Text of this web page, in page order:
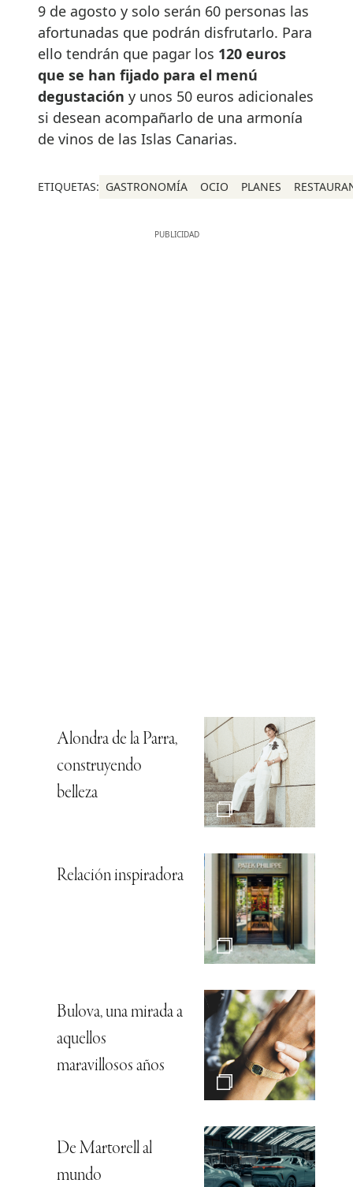
9 de agosto y solo serán 60 personas las
afortunadas que podrán disfrutarlo. Para
ello tendrán que pagar los 120 euros
que se han fijado para el menú
degustación y unos 50 euros adicionales
si desean acompañarlo de una armonía
de vinos de las Islas Canarias.
ETIQUETAS: GASTRONOMÍA OCIO PLANES
Alondra de la Parra,
construyendo
belleza
Relación inspiradora
Bulova, una mirada a
aquellos
maravillosos años
De Martorell al
mundo